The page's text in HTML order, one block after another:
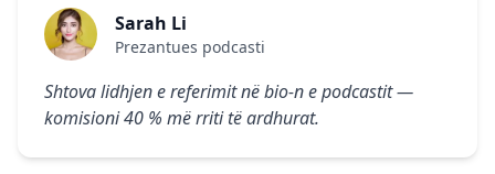
Sarah Li
Prezantues podcasti
Shtova lidhjen e referimit në bio-n e podcastit —
komisioni 40 % më rriti të ardhurat.